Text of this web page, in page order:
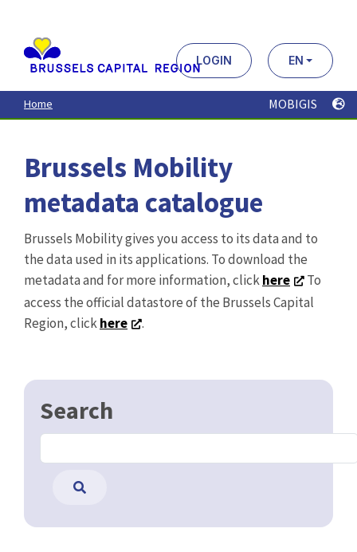
contenu
principal
LOGIN EN
Home MOBIGIS
Brussels Mobility
metadata catalogue
Brussels Mobility gives you access to its data and to
the data used in its applications. To download the
metadata and for more information, clickhere
To
access the official datastore of the Brussels Capital
Region, clickhere .
Search